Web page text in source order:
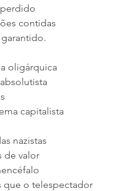
contidas
oligárquica
capitalista
nazistas
de valor
que o telespectador